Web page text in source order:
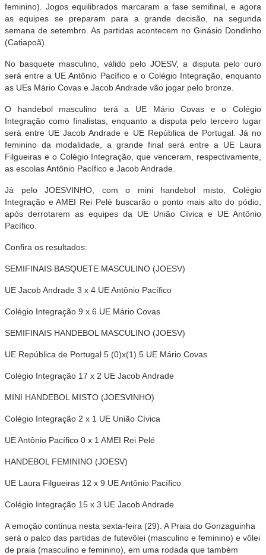
feminino). Jogos equilibrados marcaram a fase semifinal, e agora
as equipes se preparam para a grande decisão, na segunda
semana de setembro. As partidas acontecem no Ginásio Dondinho
(Catiapoã).
No basquete masculino, válido pelo JOESV, a disputa pelo ouro
será entre a UE Antônio Pacífico e o Colégio Integração, enquanto
as UEs Mário Covas e Jacob Andrade vão jogar pelo bronze.
O handebol masculino terá a UE Mário Covas e o Colégio
Integração como finalistas, enquanto a disputa pelo terceiro lugar
será entre UE Jacob Andrade e UE República de Portugal. Já no
feminino da modalidade, a grande final será entre a UE Laura
Filgueiras e o Colégio Integração, que venceram, respectivamente,
as escolas Antônio Pacífico e Jacob Andrade.
Já pelo JOESVINHO, com o mini handebol misto, Colégio
Integração e AMEI Rei Pelé buscarão o ponto mais alto do pódio,
após derrotarem as equipes da UE União Cívica e UE Antônio
Pacífico.
Confira os resultados:
SEMIFINAIS BASQUETE MASCULINO (JOESV)
UE Jacob Andrade 3 x 4 UE Antônio Pacífico
Colégio Integração 9 x 6 UE Mário Covas
SEMIFINAIS HANDEBOL MASCULINO (JOESV)
UE República de Portugal 5 (0)x(1) 5 UE Mário Covas
Colégio Integração 17 x 2 UE Jacob Andrade
MINI HANDEBOL MISTO (JOESVINHO)
Colégio Integração 2 x 1 UE União Cívica
UE Antônio Pacífico 0 x 1 AMEI Rei Pelé
HANDEBOL FEMININO (JOESV)
UE Laura Filgueiras 12 x 9 UE Antônio Pacífico
Colégio Integração 15 x 3 UE Jacob Andrade
A emoção continua nesta sexta-feira (29). A Praia do Gonzaguinha
será o palco das partidas de futevôlei (masculino e feminino) e vôlei
de praia (masculino e feminino), em uma rodada que também